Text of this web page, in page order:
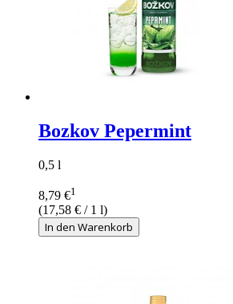
Bozkov Pepermint
0,5 l
8,79 €1
(17,58 € / 1 l)
In den Warenkorb